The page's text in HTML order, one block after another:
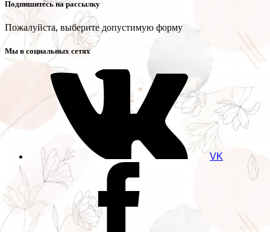
Подпишитесь на рассылку
Пожалуйста, выберите допустимую форму
Мы в социальных сетях
VK